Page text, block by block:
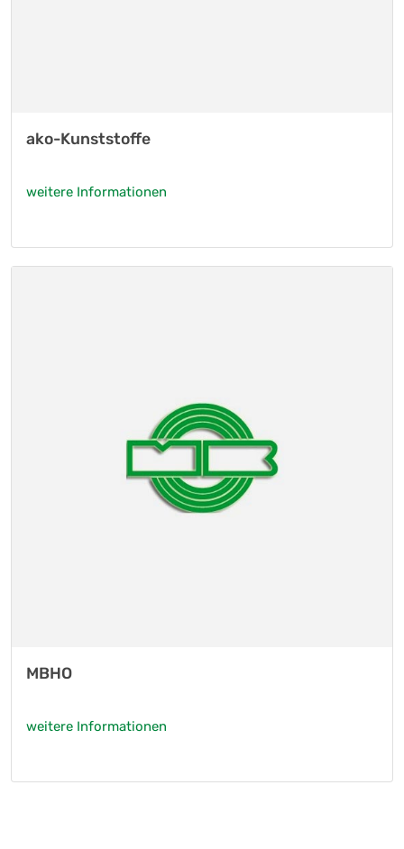
ako-Kunststoffe
weitere Informationen
MBHO
weitere Informationen